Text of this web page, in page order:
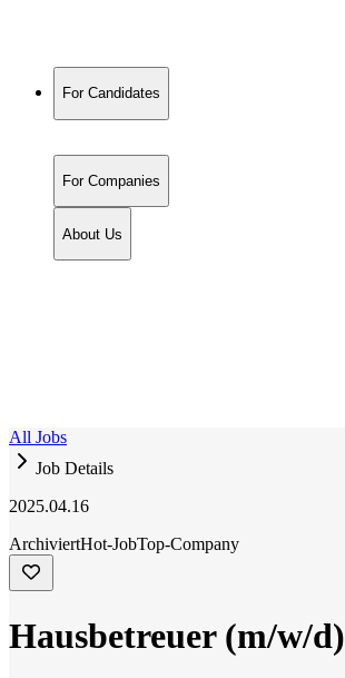
For Candidates
For Companies
About Us
All Jobs
Job Details
2025.04.16
ArchiviertHot-JobTop-Company
Hausbetreuer (m/w/d)